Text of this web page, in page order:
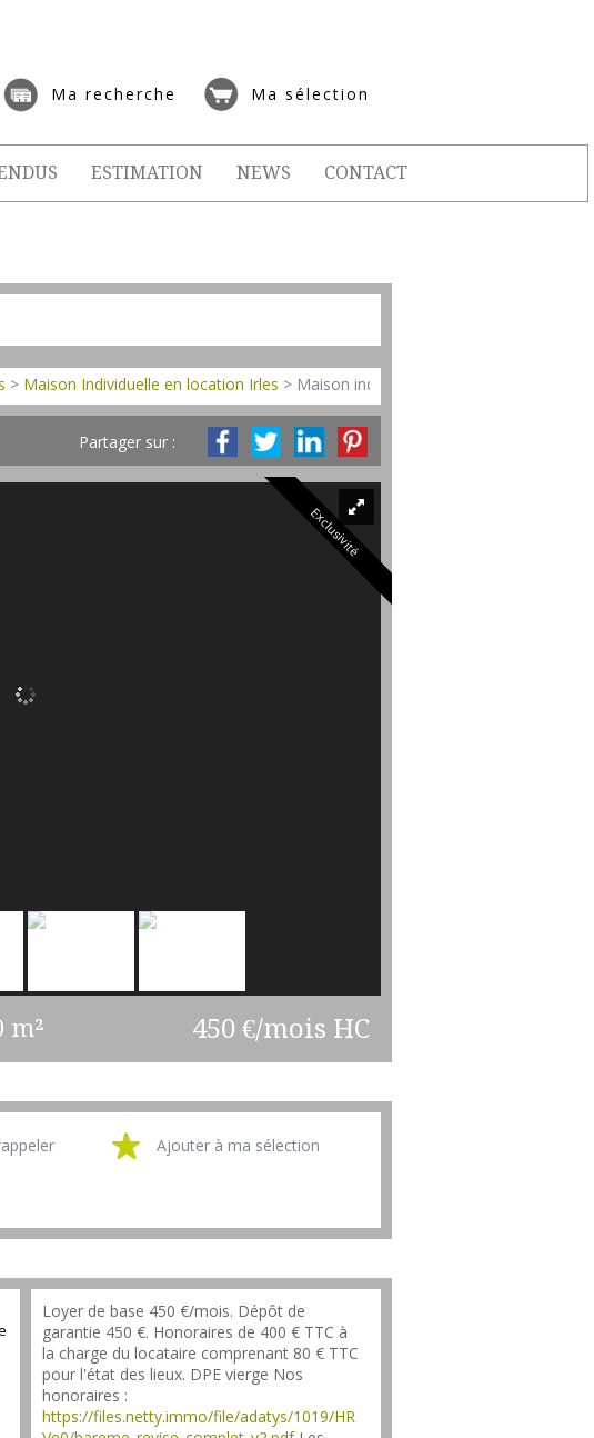
Ma recherche Ma sélection
ESTIMATION NEWS CONTACT
> Maison Individuelle en location Irles > Maison individuelle LM296
Partager sur :
Exclusivité
m² 450 €/mois HC
Ajouter à ma sélection
Loyer de base 450 €/mois. Dépôt de
garantie 450 €. Honoraires de 400 € TTC à
la charge du locataire comprenant 80 € TTC
pour l'état des lieux. DPE vierge Nos
honoraires :
https://files.netty.immo/file/adatys/1019/HR